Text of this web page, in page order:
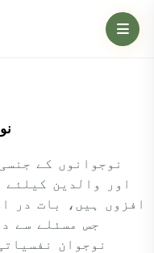
نوجوانوں کے
اور والدین
افزوں ہیں، بات در
جس مسئلے سے
نوجوان